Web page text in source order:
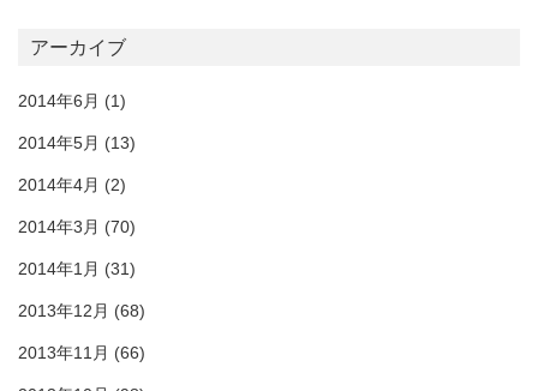
アーカイブ
2014年6月 (1)
2014年5月 (13)
2014年4月 (2)
2014年3月 (70)
2014年1月 (31)
2013年12月 (68)
2013年11月 (66)